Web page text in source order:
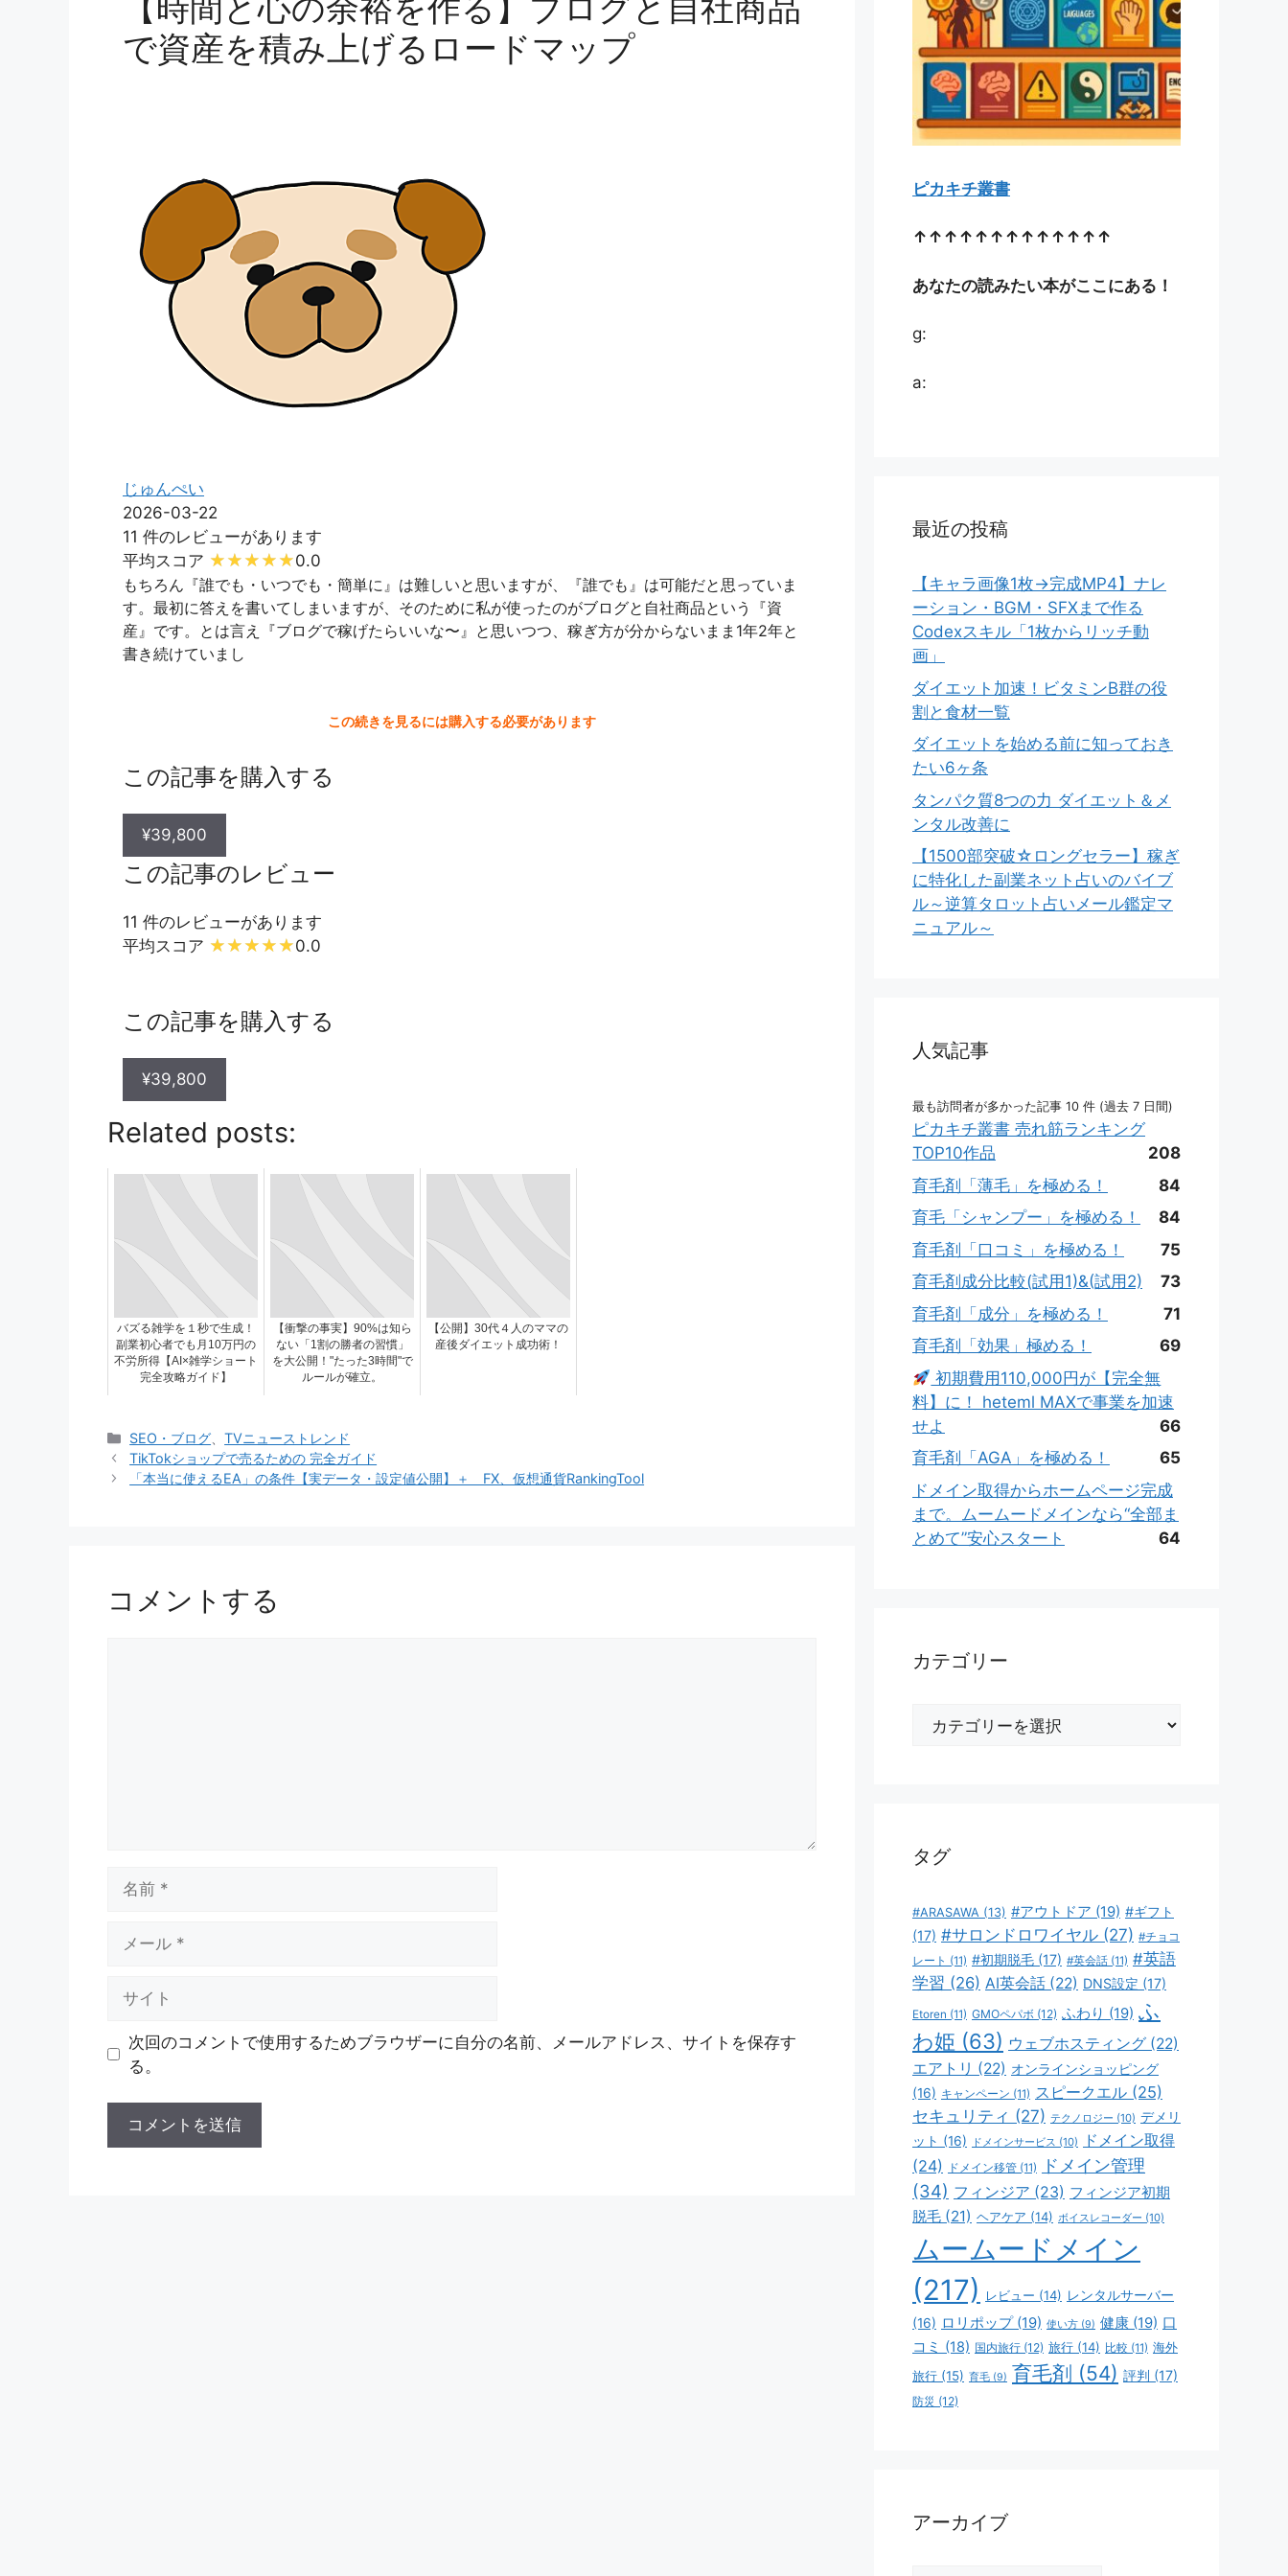
で資産を積み上げるロードマップ
じゅんぺい
2026-03-22
11 件のレビューがあります
平均スコア
0.0
もちろん『誰でも・いつでも・簡単に』は難しいと思いますが、『誰でも』は可能だと思っていま
す。最初に答えを書いてしまいますが、そのために私が使ったのがブログと自社商品という『資
産』です。とは言え『ブログで稼げたらいいな〜』と思いつつ、稼ぎ方が分からないまま1年2年と
書き続けていまし
この続きを見るには購入する必要があります
この記事を購入する
¥39,800
この記事のレビュー
11 件のレビューがあります
平均スコア
0.0
この記事を購入する
¥39,800
Related posts:
バズる雑学を１秒で生成！
副業初心者でも月10万円の
不労所得【AI×雑学ショート
完全攻略ガイド】
【衝撃の事実】90%は知ら
ない「1割の勝者の習慣」
を大公開！"たった3時間"で
ルールが確立。
【公開】30代４人のママの
産後ダイエット成功術！
カ
テ
ゴ
SEO・ブログ 、TVニューストレンド
TikTokショップで売るための 完全ガイド
「本当に使えるEA」の条件【実データ・設定値公開】＋ FX、仮想通貨RankingTool
コメントする
次回のコメントで使用するためブラウザーに自分の名前、メールアドレス、サイトを保存す
る。
ピカキチ叢書
↑↑↑↑↑↑↑↑↑↑↑↑↑
あなたの読みたい本がここにある！
g:
a:
最近の投稿
【キャラ画像1枚→完成MP4】ナレ
ーション・BGM・SFXまで作る
Codexスキル「1枚からリッチ動
画」
ダイエット加速！ビタミンB群の役
割と食材一覧
ダイエットを始める前に知っておき
たい6ヶ条
タンパク質8つの力 ダイエット＆メ
ンタル改善に
【1500部突破☆ロングセラー】稼ぎ
に特化した副業ネット占いのバイブ
ル～逆算タロット占いメール鑑定マ
ニュアル～
人気記事
最も訪問者が多かった記事 10 件 (過去 7 日間)
ピカキチ叢書 売れ筋ランキング
TOP10作品
208
育毛剤「薄毛」を極める！
84
育毛「シャンプー」を極める！
84
育毛剤「口コミ」を極める！
75
育毛剤成分比較(試用1)&(試用2)
73
育毛剤「成分」を極める！
71
育毛剤「効果」極める！
69
初期費用110,000円が【完全無
料】に！ heteml MAXで事業を加速
せよ
66
育毛剤「AGA」を極める！
65
ドメイン取得からホームページ完成
まで。ムームードメインなら“全部ま
とめて”安心スタート
64
カテゴリー
タグ
#ARASAWA (13) #アウトドア (19) #ギフト
(17) #サロンドロワイヤル (27) #チョコ
レート (11) #初期脱毛 (17) #英会話 (11) #英語
学習 (26) AI英会話 (22) DNS設定 (17)
Etoren (11) GMOペパボ (12) ふわり (19) ふ
わ姫 (63) ウェブホスティング (22)
エアトリ (22) オンラインショッピング
(16) キャンペーン (11) スピークエル (25)
セキュリティ (27) テクノロジー (10) デメリ
ット (16) ドメインサービス (10)
ドメイン取得
(24)
ドメイン移管 (11)
ドメイン管理
(34) フィンジア (23) フィンジア初期
脱毛 (21) ヘアケア (14) ボイスレコーダー (10)
ムームードメイン
(217)
レビュー (14) レンタルサーバー
(16) ロリポップ(19) 使い方 (9) 健康 (19) 口
コミ (18) 国内旅行 (12) 旅行 (14) 比較 (11) 海外
旅行 (15) 育毛 (9) 育毛剤 (54) 評判 (17)
防災 (12)
アーカイブ